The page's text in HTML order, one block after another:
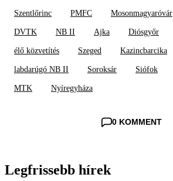
Szentlőrinc PMFC Mosonmagyaróvár
DVTK NB II Ajka Diósgyőr
élő közvetítés Szeged Kazincbarcika
labdarúgó NB II Soroksár Siófok
MTK Nyíregyháza
0 KOMMENT
Legfrissebb hírek